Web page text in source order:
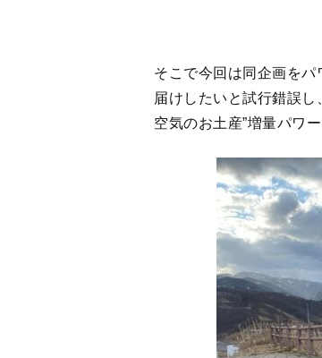
（C）テレビ東京
元となる空気は、もち
がその場で採取。場所
飛崎まで、多岐にわたり